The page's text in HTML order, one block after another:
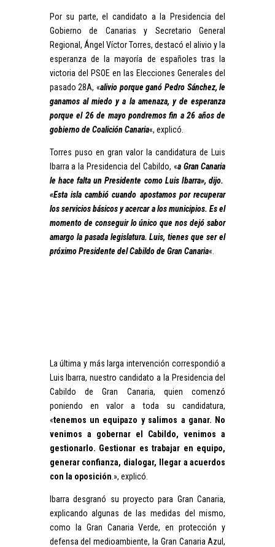
Por su parte, el candidato a la Presidencia del
Gobierno de Canarias y Secretario General
Regional, Ángel Víctor Torres, destacó el alivio y la
esperanza de la mayoría de españoles tras la
victoria del PSOE en las Elecciones Generales del
pasado 28A, «alivio porque ganó Pedro Sánchez, le
ganamos al miedo y a la amenaza, y de esperanza
porque el 26 de mayo pondremos fin a 26 años de
gobierno de Coalición Canaria«, explicó.
Torres puso en gran valor la candidatura de Luis
Ibarra a la Presidencia del Cabildo, «a Gran Canaria
le hace falta un Presidente como Luis Ibarra», dijo.
«Esta isla cambió cuando apostamos por recuperar
los servicios básicos y acercar a los municipios. Es el
momento de conseguir lo único que nos dejó sabor
amargo la pasada legislatura. Luis, tienes que ser el
próximo Presidente del Cabildo de Gran Canaria«.
La última y más larga intervención correspondió a
Luis Ibarra, nuestro candidato a la Presidencia del
Cabildo de Gran Canaria, quien comenzó
poniendo en valor a toda su candidatura,
«tenemos un equipazo y salimos a ganar. No
venimos a gobernar el Cabildo, venimos a
gestionarlo. Gestionar es trabajar en equipo,
generar confianza, dialogar, llegar a acuerdos
con la oposición .», explicó.
Ibarra desgranó su proyecto para Gran Canaria,
explicando algunas de las medidas del mismo,
como la Gran Canaria Verde, en protección y
defensa del medioambiente, la Gran Canaria Azul,